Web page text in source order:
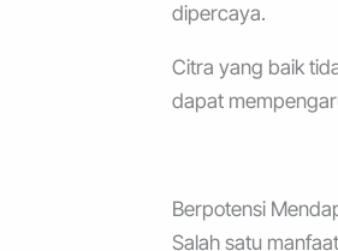
dipercaya.
Citra yang baik
dapat
Berpotensi
Salah satu